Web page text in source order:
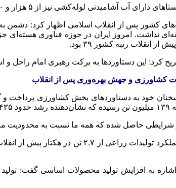
هزار و ۶۰۰ روستا پیش از انقلاب به ۳۷ هزار روستا افزایش یافت که بخش عمده این اقدامات توسط جهاد سازندگی انجام شد.
کشور پس از انقلاب اسلامی اظهار کرد: دشمن
از انقلاب رتبه کشور ۳۹ بود.
کرد: این دستاوردها به برکت رهبری امام راحل
شرایطی حاصل شده که همه ما نسبت به محدودیت